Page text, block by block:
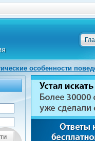
особенности